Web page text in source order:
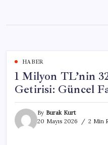
content
HABER
1 Milyon TL’nin
Getirisi: Güncel
By Burak Kurt
20 Mayıs 2026
2 Min